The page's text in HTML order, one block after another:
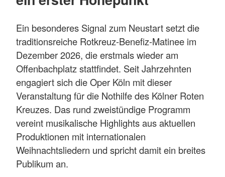
Ein besonderes Signal zum Neustart setzt die
traditionsreiche Rotkreuz-Benefiz-Matinee im
Dezember 2026, die erstmals wie­der am
Offenbachplatz stattfindet. Seit Jahrzehnten
engagiert sich die Oper Köln mit dieser
Veranstaltung für die Nothilfe des Kölner Roten
Kreuzes. Das rund zwei­stündige Programm
vereint musikalische Highlights aus aktuellen
Produktionen mit internationalen
Weihnachtsliedern und spricht damit ein breites
Publikum an.